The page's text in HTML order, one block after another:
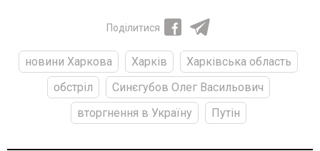
Поділитися
новини Харкова Харків
Харківська область
обстріл
Синєгубов Олег Васильович
вторгнення в Україну
Путін